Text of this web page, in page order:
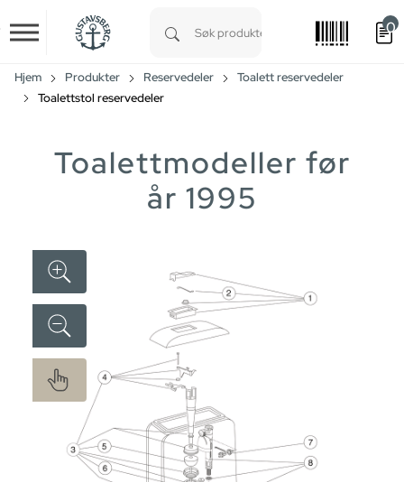
Skip to main content
0
Hjem Produkter Reservedeler
Toalett reservedeler
Toalettstol reservedeler
Toalettmodeller før
år 1995